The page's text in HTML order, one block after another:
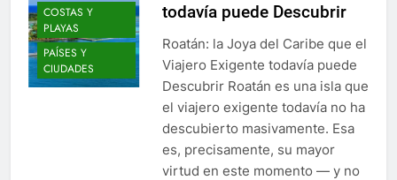
COSTAS Y
PLAYAS
PAÍSES Y
CIUDADES
todavía puede Descubrir
Roatán: la Joya del Caribe que el
Viajero Exigente todavía puede
Descubrir Roatán es una isla que
el viajero exigente todavía no ha
descubierto masivamente. Esa
es, precisamente, su mayor
virtud en este momento — y no